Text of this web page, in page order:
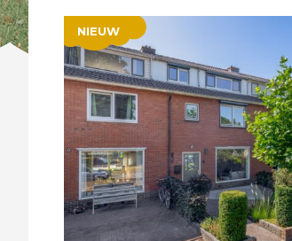
NIEUW